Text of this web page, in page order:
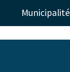
Municipalité